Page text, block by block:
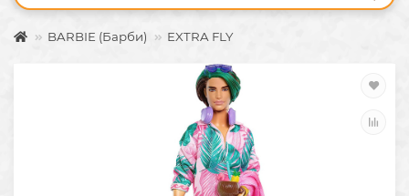
BARBIE (Барби) EXTRA FLY